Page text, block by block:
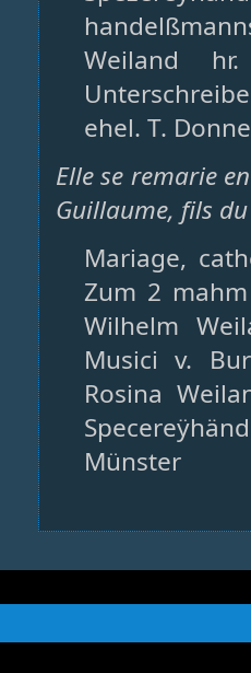
Weiland
ehel. T.
Elle se remarie
Guillaume, fils
Mariage,
Zum 2
Wilhelm
Musici v.
Rosina
Münster